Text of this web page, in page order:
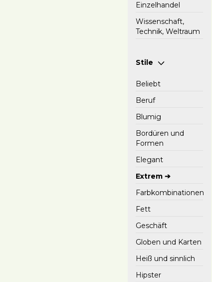
Einzelhandel
Wissenschaft,
Technik, Weltraum
Stile
Beliebt
Beruf
Blumig
Bordüren und
Formen
Elegant
Extrem ➔
Farbkombinationen
Fett
Geschäft
Globen und Karten
Heiß und sinnlich
Hipster